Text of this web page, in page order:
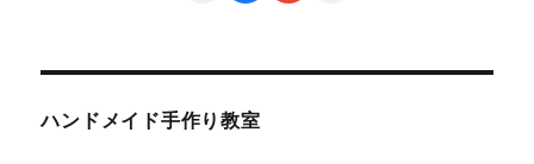
ハンドメイド手作り教室